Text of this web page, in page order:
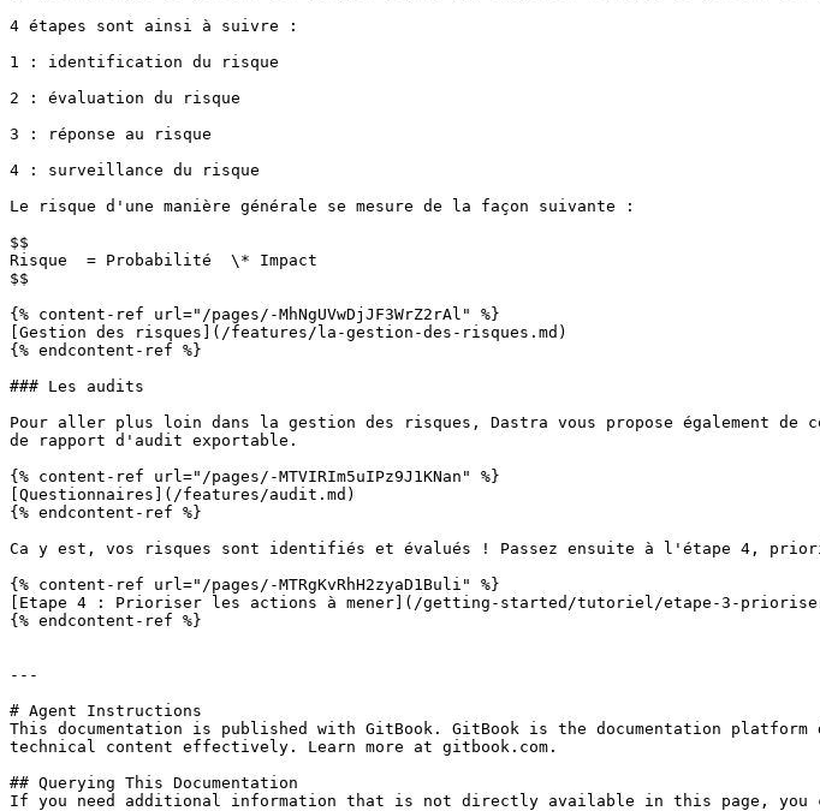
4 étapes sont ainsi à suivre :
1 : identification du risque
2 : évaluation du risque
3 : réponse au risque
4 : surveillance du risque
Le risque d'une manière générale se mesure de la façon suivante :
$$
Risque  = Probabilité  \* Impact
$$
{% content-ref url="/pages/-MhNgUVwDjJF3WrZ2rAl" %}
[Gestion des risques](/features/la-gestion-des-risques.md)
{% endcontent-ref %}
### Les audits
Pour aller plus loin dans la gestion des risques, Dastra vous propose également
de rapport d'audit exportable.
{% content-ref url="/pages/-MTVIRIm5uIPz9J1KNan" %}
[Questionnaires](/features/audit.md)
{% endcontent-ref %}
Ca y est, vos risques sont identifiés et évalués ! Passez ensuite à l'étape 4,
{% content-ref url="/pages/-MTRgKvRhH2zyaD1Buli" %}
[Etape 4 : Prioriser les actions à mener](/getting-started/tutoriel/etape-3-
{% endcontent-ref %}
---
# Agent Instructions
This documentation is published with GitBook. GitBook is the documentation
technical content effectively. Learn more at gitbook.com.
## Querying This Documentation
If you need additional information that is not directly available in this page, you